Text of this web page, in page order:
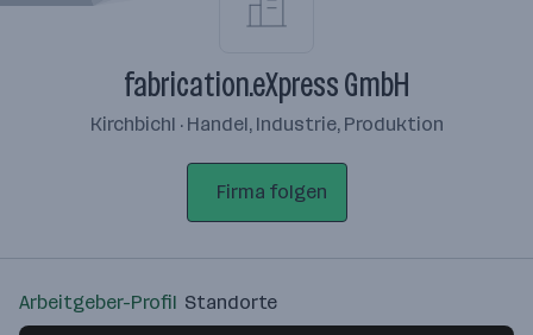
fabrication.eXpress GmbH
Kirchbichl · Handel, Industrie, Produktion
Firma folgen
Arbeitgeber-Profil Standorte